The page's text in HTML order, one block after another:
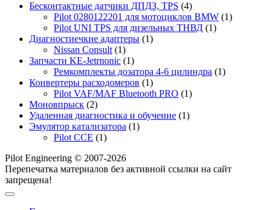
Бесконтактные датчики ДПДЗ, TPS (4)
Pilot 0280122201 для мотоциклов BMW (1)
Pilot UNI TPS для дизельных ТНВД (1)
Диагностиечкие адаптеры (1)
Nissan Consult (1)
Запчасти KE-Jetrnonic (1)
Ремкомплекты дозатора 4-6 цилиндра (1)
Конвертеры расходомеров (1)
Pilot VAF/MAF Bluetooth PRO (1)
Моновпрыск (2)
Удаленная диагностика и обучение (1)
Эмулятор катализатора (1)
Pilot CCE (1)
Pilot Engineering © 2007-2026
Перепечатка материалов без активной ссылки на сайт
запрещена!